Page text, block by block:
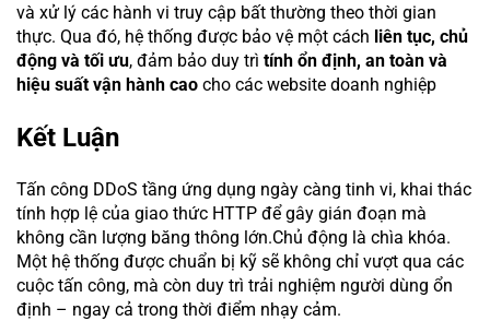
và xử lý các hành vi truy cập bất thường theo thời gian
thực. Qua đó, hệ thống được bảo vệ một cách liên tục, chủ
động và tối ưu, đảm bảo duy trì tính ổn định, an toàn và
hiệu suất vận hành cao cho các website doanh nghiệp
Kết Luận
Tấn công DDoS tầng ứng dụng ngày càng tinh vi, khai thác
tính hợp lệ của giao thức HTTP để gây gián đoạn mà
không cần lượng băng thông lớn.Chủ động là chìa khóa.
Một hệ thống được chuẩn bị kỹ sẽ không chỉ vượt qua các
cuộc tấn công, mà còn duy trì trải nghiệm người dùng ổn
định – ngay cả trong thời điểm nhạy cảm.